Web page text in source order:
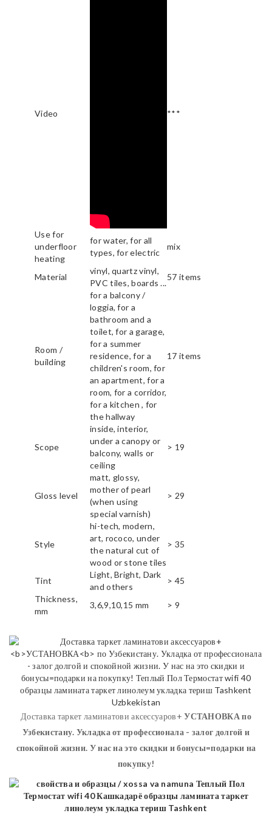
Video ***
Use for
underfloor
heating
for water, for all
types, for electric
mix
Material
vinyl, quartz vinyl,
PVC tiles, boards ...
57 items
Room /
building
for a balcony /
loggia, for a
bathroom and a
toilet, for a garage,
for a summer
residence, for a
children's room, for
an apartment, for a
room, for a corridor,
for a kitchen , for
the hallway
17 items
Scope
inside, interior,
under a canopy or
balcony, walls or
ceiling
> 19
Gloss level
matt, glossy,
mother of pearl
(when using
special varnish)
> 29
Style
hi-tech, modern,
art, rococo, under
the natural cut of
wood or stone tiles
> 35
Tint
Light, Bright, Dark
and others
> 45
Thickness,
mm
3,6,9,10,15 mm > 9
Доставка таркет ламинатови аксессуаров+УСТАНОВКАпо
Узбекистану. Укладка от профессионала - залог долгой и
спокойной жизни. У нас на это скидки и бонусы=подарки на
покупку!